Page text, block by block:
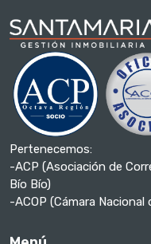
Pertenecemos:
-ACP (Asociación de
Bío Bío)
-ACOP (Cámara Nacional